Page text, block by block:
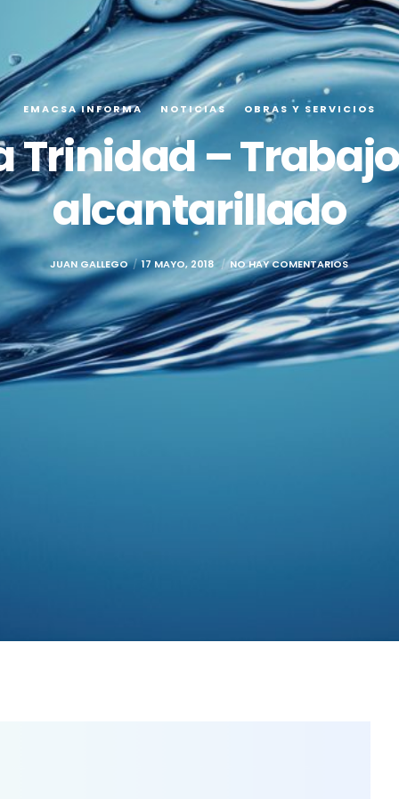
EMACSA INFORMA NOTICIAS OBRAS Y SERVICIOS
Trinidad –
alcantarillado
JUAN GALLEGO 17 MAYO, 2018 NO HAY COMENTARIOS